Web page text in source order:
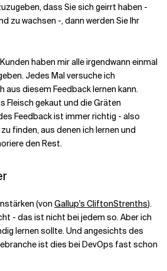
dass Sie sich geirrt haben -
zu wachsen -, dann werden Sie Ihr
haben mir alle irgendwann einmal
Jedes Mal versuche ich
aus diesem Feedback lernen kann.
Fleisch gekaut und die Gräten
Feedback ist immer richtig - also
finden, aus denen ich lernen und
den Rest.
(von Gallup's CliftonStrenths).
- das ist nicht bei jedem so. Aber ich
lernen sollte. Und angesichts des
ist dies bei DevOps fast schon